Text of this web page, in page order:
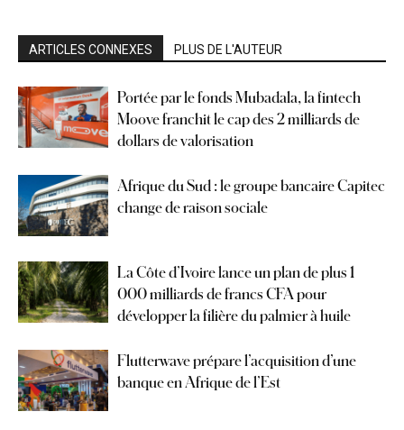
ARTICLES CONNEXES PLUS DE L'AUTEUR
Portée par le fonds Mubadala, la fintech
Moove franchit le cap des 2 milliards de
dollars de valorisation
Afrique du Sud : le groupe bancaire Capitec
change de raison sociale
La Côte d’Ivoire lance un plan de plus 1
000 milliards de francs CFA pour
développer la filière du palmier à huile
Flutterwave prépare l’acquisition d’une
banque en Afrique de l’Est